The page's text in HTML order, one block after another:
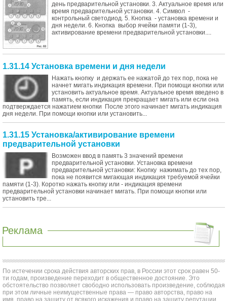
день предварительной установки. 3. Актуальное время или
время предварительной установки. 4. Символ -
контрольный светодиод. 5. Кнопка - установка времени и
дня недели. 6. Кнопка выбор ячейки памяти (1-3),
активирование времени предварительной установки....
1.31.14 Установка времени и дня недели
Нажать кнопку и держать ее нажатой до тех пор, пока не
начнет мигать индикация времени. При помощи кнопки или
установить актуальное время. Актуальное время введено в
память, если индикация прекращает мигать или если она
подтверждается нажатием кнопки После этого начинает мигать индикация
дня недели. При помощи кнопки или установить...
1.31.15 Установка/активирование времени
предварительной установки
Возможен ввод в память 3 значений времени
предварительной установки. Установка времени
предварительной установки: Кнопку нажимать до тех пор,
пока не появится мигающая индикация требуемой ячейки
памяти (1-3). Коротко нажать кнопку или - индикация времени
предварительной установки начинает мигать. При помощи кнопки или
установить тре...
Реклама
По истечении срока действия авторских прав, в России этот срок равен 50-
ти годам, произведение переходит в общественное достояние. Это
обстоятельство позволяет свободно использовать произведение, соблюдая
при этом личные неимущественные права — право авторства, право на
имя, право на защиту от всякого искажения и право на защиту репутации